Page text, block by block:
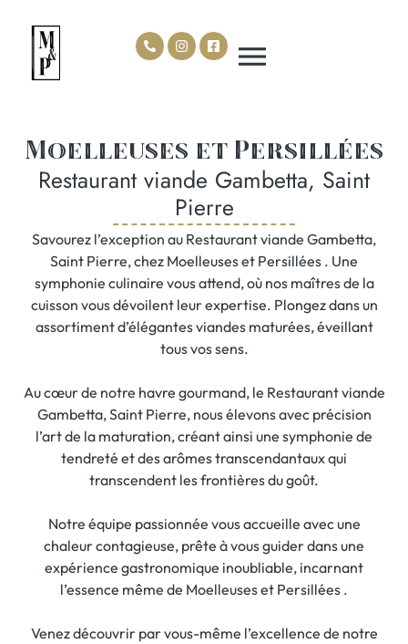
Moelleuses et Persillées
Restaurant viande Gambetta, Saint
Pierre
Savourez l’exception au Restaurant viande Gambetta,
Saint Pierre, chez Moelleuses et Persillées . Une
symphonie culinaire vous attend, où nos maîtres de la
cuisson vous dévoilent leur expertise. Plongez dans un
assortiment d’élégantes viandes maturées, éveillant
tous vos sens.
Au cœur de notre havre gourmand, le Restaurant viande
Gambetta, Saint Pierre, nous élevons avec précision
l’art de la maturation, créant ainsi une symphonie de
tendreté et des arômes transcendantaux qui
transcendent les frontières du goût.
Notre équipe passionnée vous accueille avec une
chaleur contagieuse, prête à vous guider dans une
expérience gastronomique inoubliable, incarnant
l’essence même de Moelleuses et Persillées .
Venez découvrir par vous-même l’excellence de notre